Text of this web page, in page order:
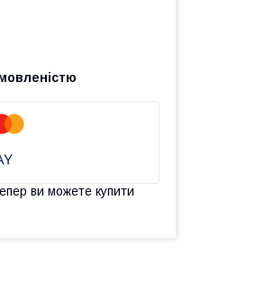
ви можете купити